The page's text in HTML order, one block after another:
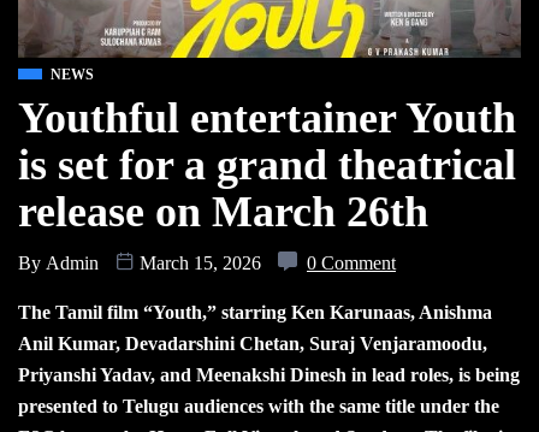
NEWS
Youthful entertainer Youth
is set for a grand theatrical
release on March 26th
By Admin March 15, 2026 0 Comment
The Tamil film “Youth,” starring Ken Karunaas, Anishma
Anil Kumar, Devadarshini Chetan, Suraj Venjaramoodu,
Priyanshi Yadav, and Meenakshi Dinesh in lead roles, is being
presented to Telugu audiences with the same title under the